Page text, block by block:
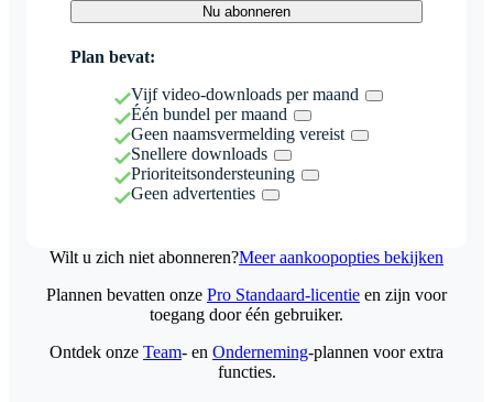
Nu abonneren
Plan bevat:
Vijf video-downloads per maand
Één bundel per maand
Geen naamsvermelding vereist
Snellere downloads
Prioriteitsondersteuning
Geen advertenties
Wilt u zich niet abonneren?Meer aankoopopties bekijken
Plannen bevatten onze Pro Standaard-licentie en zijn voor
toegang door één gebruiker.
Ontdek onze Team- en Onderneming-plannen voor extra
functies.